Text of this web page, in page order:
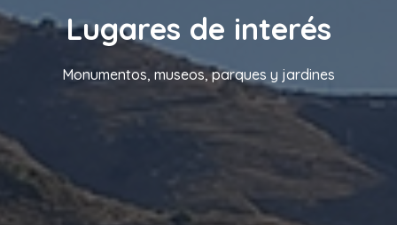
Lugares de interés
Monumentos, museos, parques y jardines